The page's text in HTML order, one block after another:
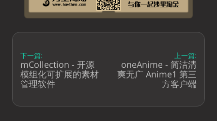
下一篇:
mCollection - 开源
模组化可扩展的素材
管理软件
上一篇:
oneAnime - 简洁清
爽无广 Anime1 第三
方客户端